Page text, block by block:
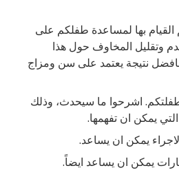
القيام بها لمساعدة طفلكم على
وتقليل المخاوف حول هذا
نتيجة يعتمد على سن ومزاج
اشرحوا ما سيحدث، وذلك
يمكن ان تفهمها.
يمكن ان يساعد.
يمكن ان يساعد ايضاً.